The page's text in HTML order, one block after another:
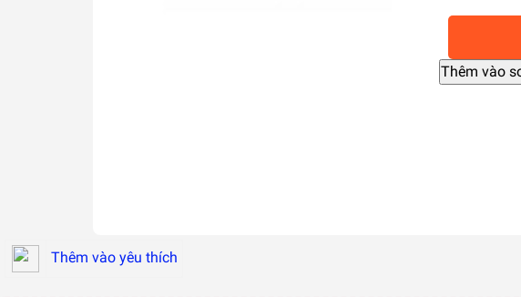
Thêm vào yêu thích